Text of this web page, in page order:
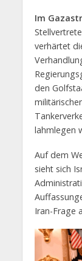
Im
verhärtet
den
lahmlegen
Auf dem
sieht sich
Iran-Frage